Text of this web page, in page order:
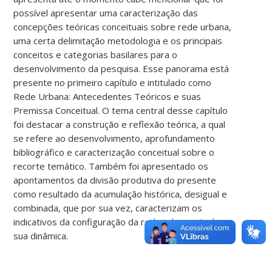
possível apresentar uma caracterização das
concepções teóricas conceituais sobre rede urbana,
uma certa delimitação metodologia e os principais
conceitos e categorias basilares para o
desenvolvimento da pesquisa. Esse panorama está
presente no primeiro capítulo e intitulado como
Rede Urbana: Antecedentes Teóricos e suas
Premissa Conceitual. O tema central desse capítulo
foi destacar a construção e reflexão teórica, a qual
se refere ao desenvolvimento, aprofundamento
bibliográfico e caracterização conceitual sobre o
recorte temático. Também foi apresentado os
apontamentos da divisão produtiva do presente
como resultado da acumulação histórica, desigual e
combinada, que por sua vez, caracterizam os
indicativos da configuração da rede urbana atual e
sua dinâmica.